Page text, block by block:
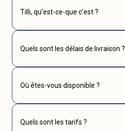
Tilli, qu’est-ce-que c’est ?
Quels sont les délais de livraison ?
Où êtes-vous disponible ?
Quels sont les tarifs ?